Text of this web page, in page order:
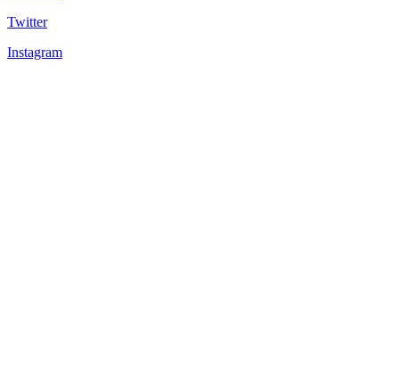
Twitter
Instagram